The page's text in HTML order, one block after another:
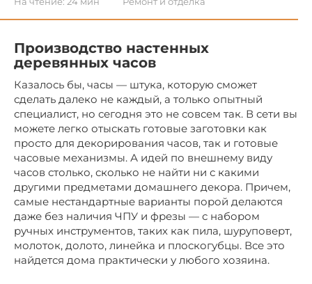
Производство настенных
деревянных часов
Казалось бы, часы — штука, которую сможет
сделать далеко не каждый, а только опытный
специалист, но сегодня это не совсем так. В сети вы
можете легко отыскать готовые заготовки как
просто для декорирования часов, так и готовые
часовые механизмы. А идей по внешнему виду
часов столько, сколько не найти ни с какими
другими предметами домашнего декора. Причем,
самые нестандартные варианты порой делаются
даже без наличия ЧПУ и фрезы — с набором
ручных инструментов, таких как пила, шуруповерт,
молоток, долото, линейка и плоскогубцы. Все это
найдется дома практически у любого хозяина.